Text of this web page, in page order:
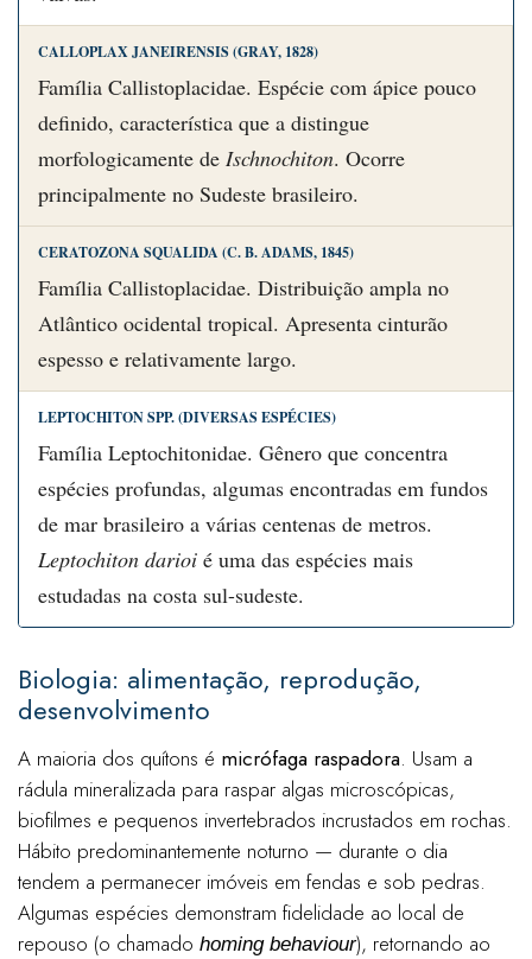
CALLOPLAX JANEIRENSIS (GRAY, 1828)
Família Callistoplacidae. Espécie com ápice pouco
definido, característica que a distingue
morfologicamente de Ischnochiton. Ocorre
principalmente no Sudeste brasileiro.
CERATOZONA SQUALIDA (C. B. ADAMS, 1845)
Família Callistoplacidae. Distribuição ampla no
Atlântico ocidental tropical. Apresenta cinturão
espesso e relativamente largo.
LEPTOCHITON SPP. (DIVERSAS ESPÉCIES)
Família Leptochitonidae. Gênero que concentra
espécies profundas, algumas encontradas em fundos
de mar brasileiro a várias centenas de metros.
Leptochiton darioi é uma das espécies mais
estudadas na costa sul-sudeste.
Biologia: alimentação, reprodução,
desenvolvimento
A maioria dos quítons é micrófaga raspadora. Usam a
rádula mineralizada para raspar algas microscópicas,
biofilmes e pequenos invertebrados incrustados em rochas.
Hábito predominantemente noturno — durante o dia
tendem a permanecer imóveis em fendas e sob pedras.
Algumas espécies demonstram fidelidade ao local de
repouso (o chamado homing behaviour), retornando ao